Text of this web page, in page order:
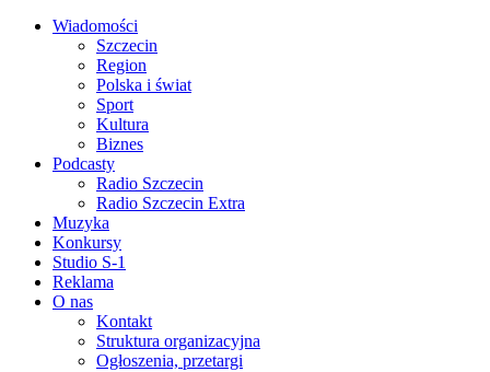
Wiadomości
Szczecin
Region
Polska i świat
Sport
Kultura
Biznes
Podcasty
Radio Szczecin
Radio Szczecin Extra
Muzyka
Konkursy
Studio S-1
Reklama
O nas
Kontakt
Struktura organizacyjna
Ogłoszenia, przetargi